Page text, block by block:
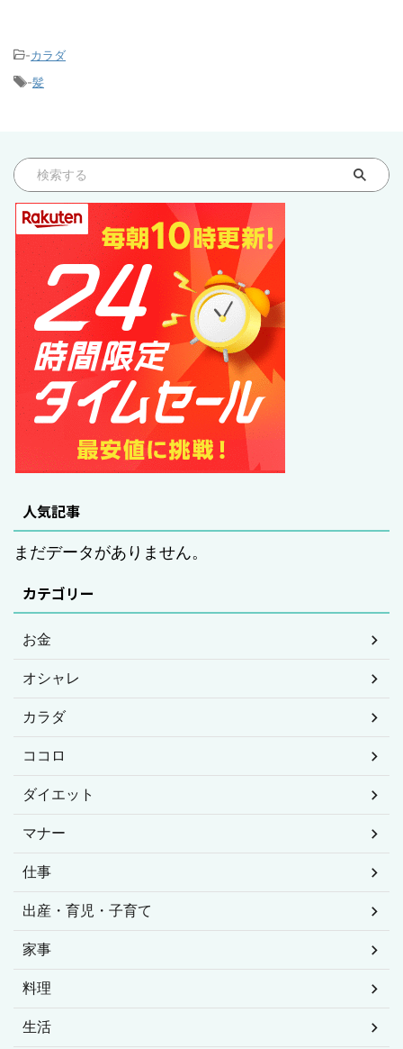
-カラダ
-髪
人気記事
まだデータがありません。
カテゴリー
お金
オシャレ
カラダ
ココロ
ダイエット
マナー
仕事
出産・育児・子育て
家事
料理
生活